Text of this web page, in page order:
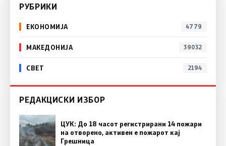
РУБРИКИ
ЕКОНОМИЈА 4779
МАКЕДОНИЈА 39032
СВЕТ 2194
РЕДАКЦИСКИ ИЗБОР
ЦУК: До 18 часот регистрирани 14 пожари
на отворено, активен е пожарот кај
Грешница